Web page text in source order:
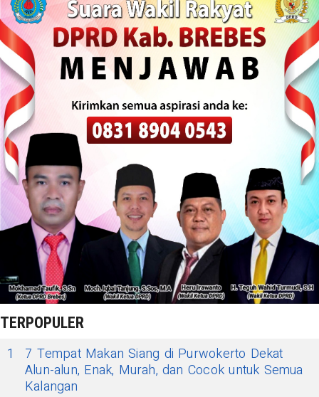
TERPOPULER
1
7 Tempat Makan Siang di Purwokerto Dekat
Alun-alun, Enak, Murah, dan Cocok untuk Semua
Kalangan